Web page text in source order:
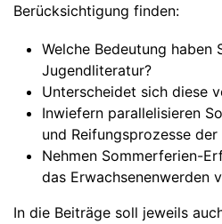
Berücksichtigung finden:
Welche Bedeutung haben
Jugendliteratur?
Unterscheidet sich diese
Inwiefern parallelisieren
und Reifungsprozesse
Nehmen Sommerferien-
das Erwachsenenwerden
In die Beiträge soll jeweils